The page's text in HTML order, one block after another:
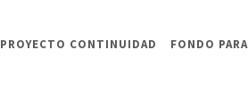
PROYECTO CONTINUIDAD FONDO